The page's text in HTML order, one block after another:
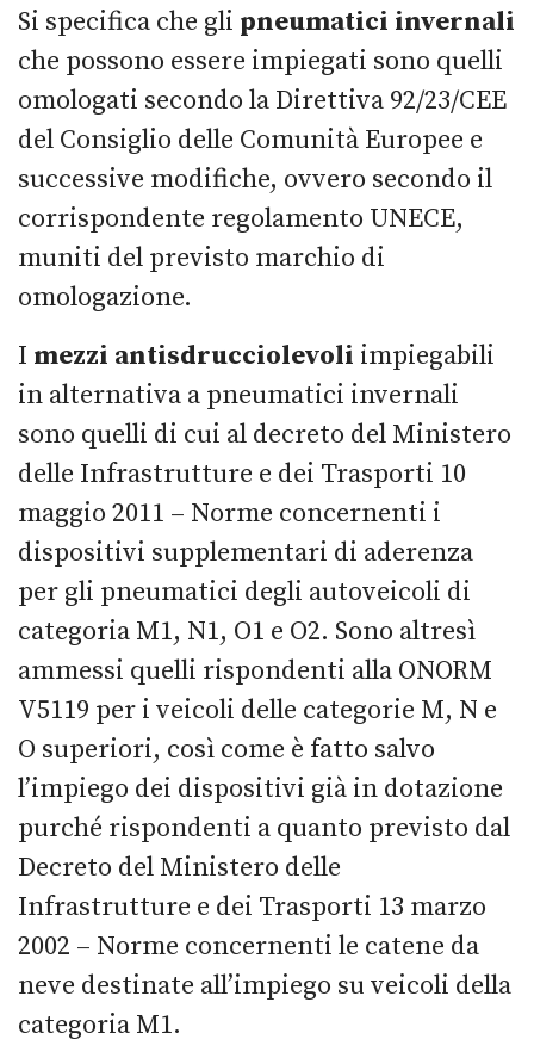
Si specifica che gli pneumatici invernali
che possono essere impiegati sono quelli
omologati secondo la Direttiva 92/23/CEE
del Consiglio delle Comunità Europee e
successive modifiche, ovvero secondo il
corrispondente regolamento UNECE,
muniti del previsto marchio di
omologazione.
I mezzi antisdrucciolevoli impiegabili
in alternativa a pneumatici invernali
sono quelli di cui al decreto del Ministero
delle Infrastrutture e dei Trasporti 10
maggio 2011 – Norme concernenti i
dispositivi supplementari di aderenza
per gli pneumatici degli autoveicoli di
categoria M1, N1, O1 e O2. Sono altresì
ammessi quelli rispondenti alla ONORM
V5119 per i veicoli delle categorie M, N e
O superiori, così come è fatto salvo
l’impiego dei dispositivi già in dotazione
purché rispondenti a quanto previsto dal
Decreto del Ministero delle
Infrastrutture e dei Trasporti 13 marzo
2002 – Norme concernenti le catene da
neve destinate all’impiego su veicoli della
categoria M1.